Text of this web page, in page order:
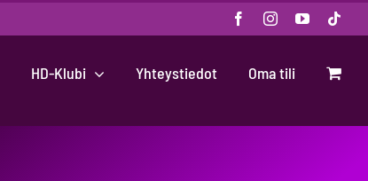
FacebookInstagramYouTube
HD-Klubi Yhteystiedot Oma tili